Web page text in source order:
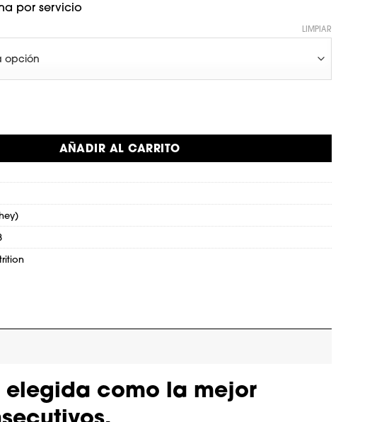
$116.840.
por servicio
LIMPIAR
AÑADIR AL CARRITO
elegida como la mejor